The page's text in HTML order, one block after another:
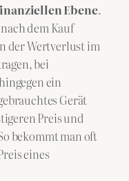
Ebene.
dem Kauf
der Wertverlust im
bei
ein
Gerät
Preis und
bekommt man oft
eines